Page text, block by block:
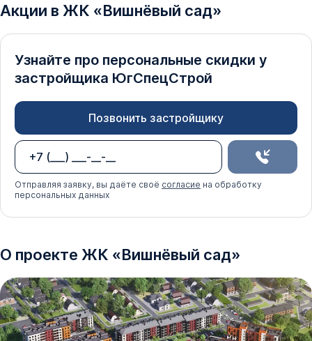
квартиру!
Акции в ЖК «Вишнёвый сад»
Узнайте про персональные скидки у
застройщика ЮгСпецСтрой
Позвонить застройщику
Отправляя заявку, вы даёте своё согласие на обработку
персональных данных
О проекте ЖК «Вишнёвый сад»